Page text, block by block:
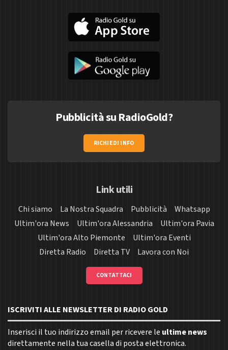
Pubblicità su RadioGold?
RICHIEDI INFO
Link utili
Chi siamo La Nostra Squadra Pubblicità
Whatsapp
Ultim'ora News
Ultim'ora Alessandria
Ultim'ora Pavia
Ultim'ora Alto Piemonte
Ultim'ora Eventi
Diretta Radio
Diretta TV Lavora con Noi
CONTATTACI
ISCRIVITI ALLE NEWSLETTER DI RADIO GOLD
Inserisci il tuo indirizzo email per ricevere le ultime news
direttamente nella tua casella di posta elettronica.